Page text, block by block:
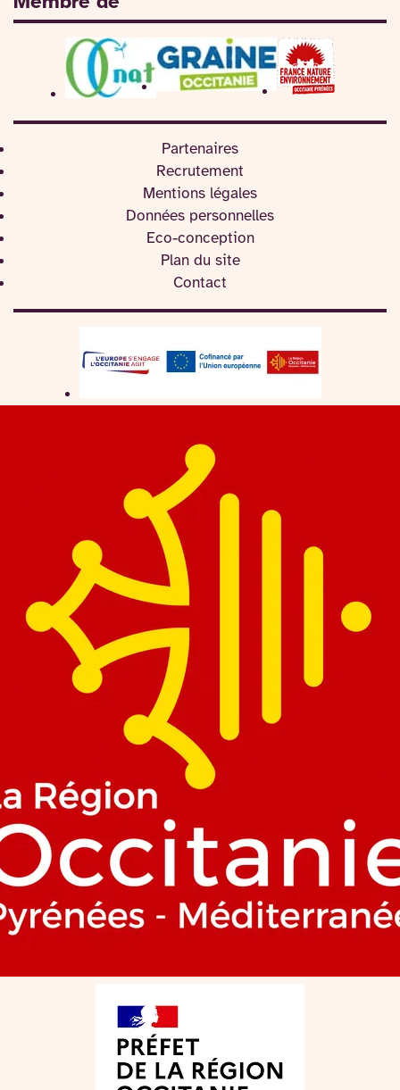
Partenaires
Recrutement
Mentions légales
Données personnelles
Eco-conception
Plan du site
Contact